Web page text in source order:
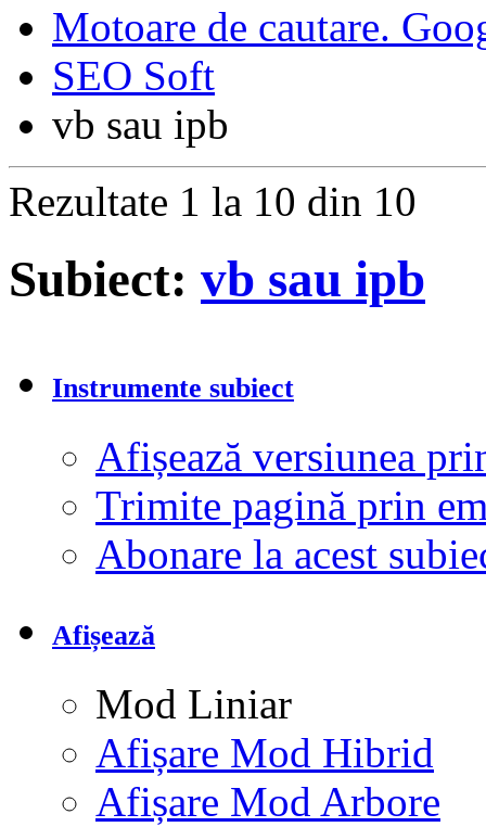
Motoare de cautare.
SEO Soft
vb sau ipb
Rezultate 1 la 10 din 10
Subiect: vb sau ipb
Instrumente subiect
Afișează versiunea
Trimite pagină prin
Abonare la acest
Afișează
Mod Liniar
Afișare Mod Hibrid
Afișare Mod Arbore